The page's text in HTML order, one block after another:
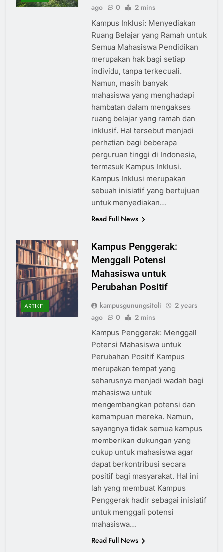
ago
0 2 mins
Kampus Inklusi: Menyediakan
Ruang Belajar yang Ramah untuk
Semua Mahasiswa Pendidikan
merupakan hak bagi setiap
individu, tanpa terkecuali.
Namun, masih banyak
mahasiswa yang menghadapi
hambatan dalam mengakses
ruang belajar yang ramah dan
inklusif. Hal tersebut menjadi
perhatian bagi beberapa
perguruan tinggi di Indonesia,
termasuk Kampus Inklusi.
Kampus Inklusi merupakan
sebuah inisiatif yang bertujuan
untuk menyediakan…
Read Full News
ARTIKEL
Kampus Penggerak:
Menggali Potensi
Mahasiswa untuk
Perubahan Positif
kampusgunungsitoli
2 years
ago
0 2 mins
Kampus Penggerak: Menggali
Potensi Mahasiswa untuk
Perubahan Positif Kampus
merupakan tempat yang
seharusnya menjadi wadah bagi
mahasiswa untuk
mengembangkan potensi dan
kemampuan mereka. Namun,
sayangnya tidak semua kampus
memberikan dukungan yang
cukup untuk mahasiswa agar
dapat berkontribusi secara
positif bagi masyarakat. Hal ini
lah yang membuat Kampus
Penggerak hadir sebagai inisiatif
untuk menggali potensi
mahasiswa…
Read Full News